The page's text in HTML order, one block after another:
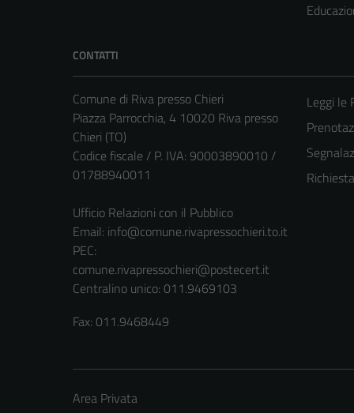
CONTATTI
Comune di Riva presso Chieri
Piazza Parrocchia, 4 10020 Riva presso
Chieri (TO)
Codice fiscale / P. IVA: 90003890010 /
01788940011
Ufficio Relazioni con il Pubblico
Email: info@comune.rivapressochieri.to.it
PEC:
comune.rivapressochieri@postecert.it
Centralino unico: 011.9469103
Fax: 011.9468449
Leggi le
Area Privata